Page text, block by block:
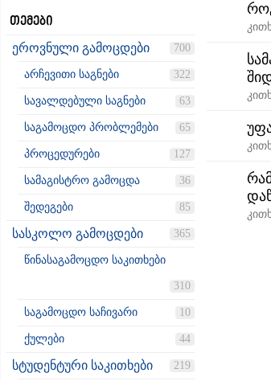
თემები
ეროვნული გამოცდები 700
არჩევითი საგნები 322
სავალდებული საგნები 63
საგამოცდო პრობლემები 65
პროცედურები 127
სამაგისტრო გამოცდა 36
შედეგები 85
სასკოლო გამოცდები 365
წინასაგამოცდო საკითხები
310
საგამოცდო საჩივარი 10
ქულები 44
სტუდენტური საკითხები 219